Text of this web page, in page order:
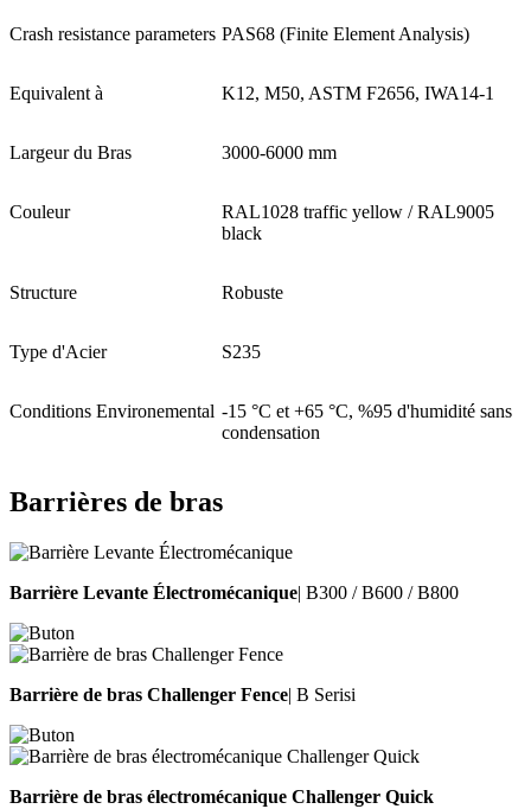
Crash resistance parameters PAS68 (Finite Element Analysis)
Equivalent à K12, M50, ASTM F2656, IWA14-1
Largeur du Bras 3000-6000 mm
Couleur
RAL1028 traffic yellow / RAL9005
black
Structure Robuste
Type d'Acier S235
Conditions Environemental -15 °C et +65 °C, %95 d'humidité sans
condensation
Barrières de bras
Barrière Levante Électromécanique| B300 / B600 / B800
Barrière de bras Challenger Fence| B Serisi
Barrière de bras électromécanique Challenger Quick